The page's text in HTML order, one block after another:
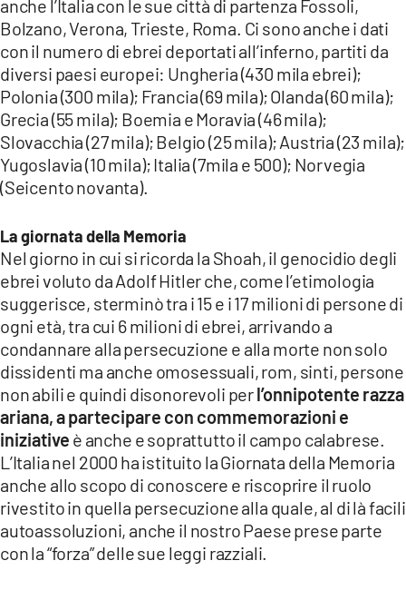
anche l’Italia con le sue città di partenza Fossoli,
Bolzano, Verona, Trieste, Roma. Ci sono anche i dati
con il numero di ebrei deportati all’inferno, partiti da
diversi paesi europei: Ungheria (430 mila ebrei);
Polonia (300 mila); Francia (69 mila); Olanda (60 mila);
Grecia (55 mila); Boemia e Moravia (46 mila);
Slovacchia (27 mila); Belgio (25 mila); Austria (23 mila);
Yugoslavia (10 mila); Italia (7mila e 500); Norvegia
(Seicento novanta).
La giornata della Memoria
Nel giorno in cui si ricorda la Shoah, il genocidio degli
ebrei voluto da Adolf Hitler che, come l’etimologia
suggerisce, sterminò tra i 15 e i 17 milioni di persone di
ogni età, tra cui 6 milioni di ebrei, arrivando a
condannare alla persecuzione e alla morte non solo
dissidenti ma anche omosessuali, rom, sinti, persone
non abili e quindi disonorevoli perl’onnipotente razza
ariana, a partecipare con commemorazioni e
iniziative è anche e soprattutto il campo calabrese.
L’Italia nel 2000 ha istituito la Giornata della Memoria
anche allo scopo di conoscere e riscoprire il ruolo
rivestito in quella persecuzione alla quale, al di là facili
autoassoluzioni, anche il nostro Paese prese parte
con la “forza” delle sue leggi razziali.